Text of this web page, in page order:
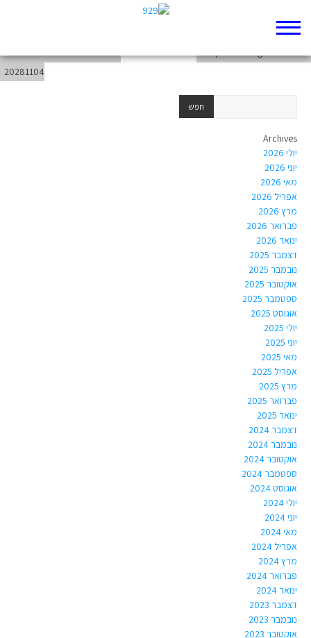
20281104
Archives
יולי 2026
יוני 2026
מאי 2026
אפריל 2026
מרץ 2026
פברואר 2026
ינואר 2026
דצמבר 2025
נובמבר 2025
אוקטובר 2025
ספטמבר 2025
אוגוסט 2025
יולי 2025
יוני 2025
מאי 2025
אפריל 2025
מרץ 2025
פברואר 2025
ינואר 2025
דצמבר 2024
נובמבר 2024
אוקטובר 2024
ספטמבר 2024
אוגוסט 2024
יולי 2024
יוני 2024
מאי 2024
אפריל 2024
מרץ 2024
פברואר 2024
ינואר 2024
דצמבר 2023
נובמבר 2023
אוקטובר 2023